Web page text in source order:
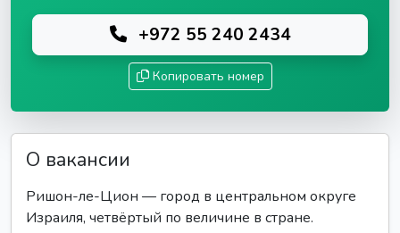
+972 55 240 2434
Копировать номер
О вакансии
Ришон-ле-Цион — город в центральном округе
Израиля, четвёртый по величине в стране.